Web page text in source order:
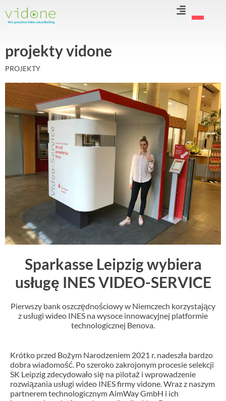
do
treści
projekty vidone
PROJEKTY
Sparkasse Leipzig wybiera
usługę INES VIDEO-SERVICE
Pierwszy bank oszczędnościowy w Niemczech korzystający
z usługi wideo INES na wysoce innowacyjnej platformie
technologicznej Benova.
Krótko przed Bożym Narodzeniem 2021 r. nadeszła bardzo
dobra wiadomość. Po szeroko zakrojonym procesie selekcji
SK Leipzig zdecydowało się na pilotaż i wprowadzenie
rozwiązania usługi wideo INES firmy vidone. Wraz z naszym
partnerem technologicznym AimWay GmbH i ich